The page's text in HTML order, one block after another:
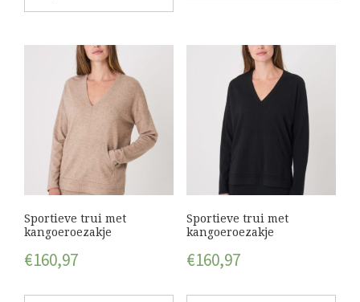
Sportieve trui met
kangoeroezakje
€160,97
Sportieve trui met
kangoeroezakje
€160,97